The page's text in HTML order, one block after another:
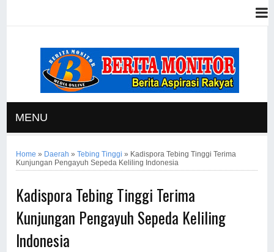
MENU
Home » Daerah »Tebing Tinggi » Kadispora Tebing Tinggi Terima
Kunjungan Pengayuh Sepeda Keliling Indonesia
Kadispora Tebing Tinggi Terima
Kunjungan Pengayuh Sepeda Keliling
Indonesia